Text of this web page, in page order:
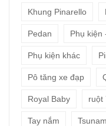
Khung Pinarello
Pedan Phụ kiện
Phụ kiện khác
Pô tăng xe đạp
Royal Baby ruột
Tay nắm